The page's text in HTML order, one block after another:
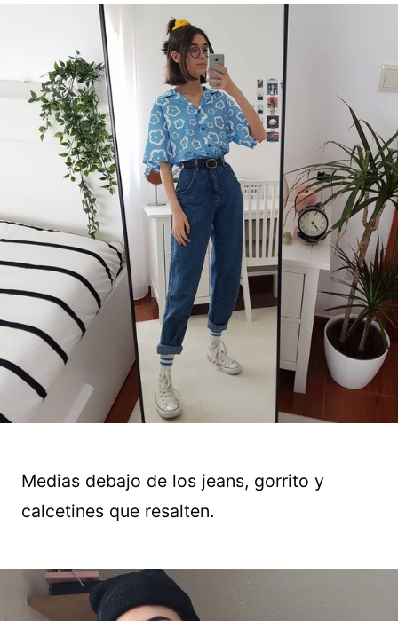
Medias debajo de los jeans, gorrito y
calcetines que resalten.